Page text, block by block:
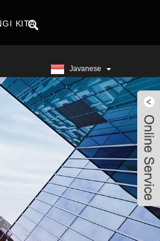
KITA
Javanese